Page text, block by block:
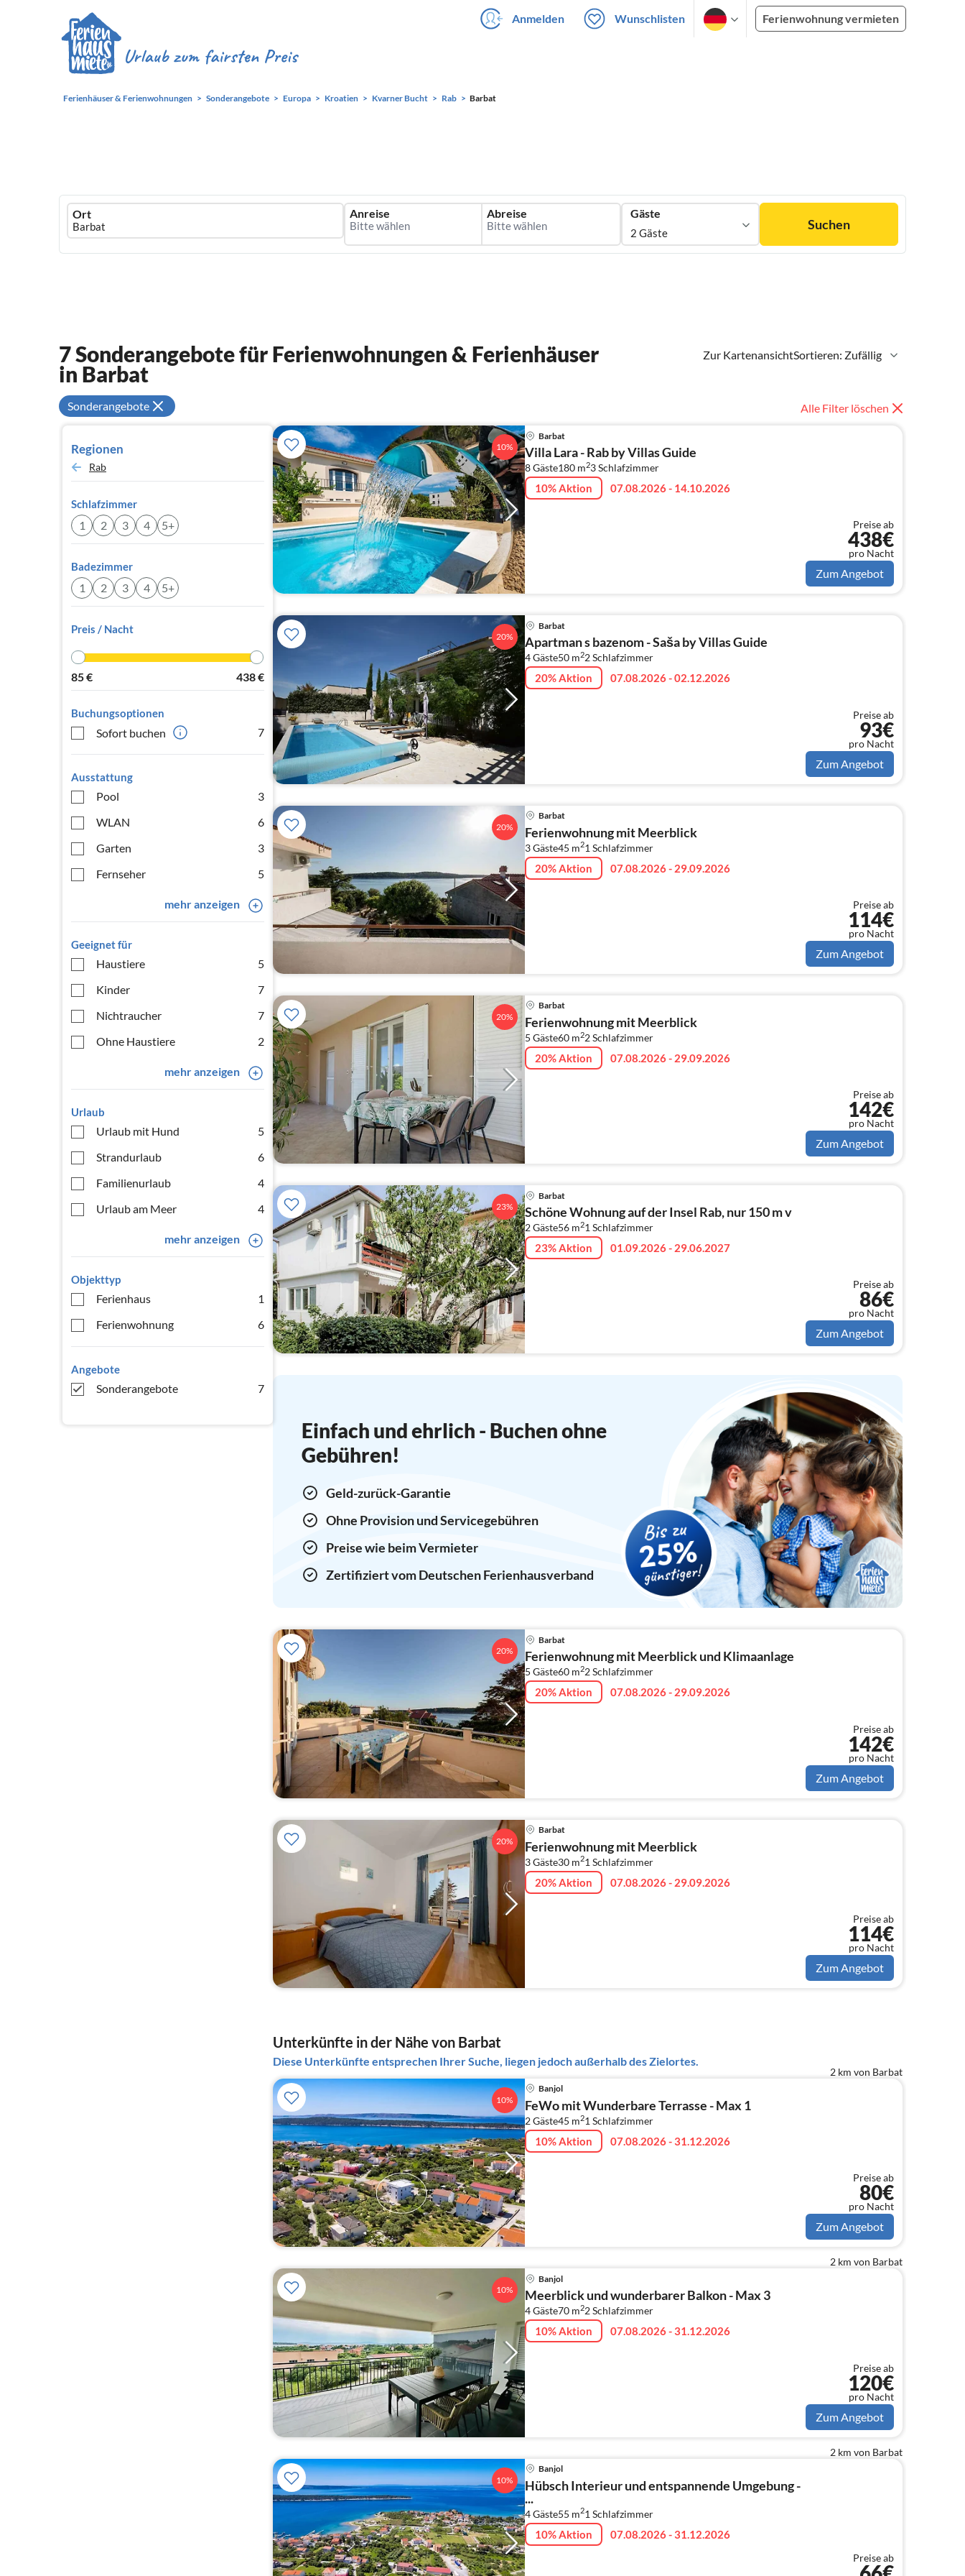
Anmelden Wunschlisten Ferienwohnung vermieten
Ferienhäuser & Ferienwohnungen Sonderangebote Europa Kroatien Kvarner Bucht Rab Barbat
Ferienhausmiete
logo
Ort Anreise Abreise Gäste
2 Gäste
Suchen
Zur KartenansichtSortieren: Zufällig
7 Sonderangebote für Ferienwohnungen & Ferienhäuser
in Barbat
Sonderangebote Alle Filter löschen
Regionen
Rab
Schlafzimmer
1 2 3 4 5+
Badezimmer
1 2 3 4 5+
Preis / Nacht
85€ 438€
Buchungsoptionen
Sofort buchen 7
Ausstattung
Pool
3
WLAN
6
Garten
3
Fernseher
5
mehr anzeigen
Geeignet für
Haustiere
5
Kinder
7
Nichtraucher
7
Ohne Haustiere
2
mehr anzeigen
Urlaub
Urlaub mit Hund
5
Strandurlaub
6
Familienurlaub
4
Urlaub am Meer
4
mehr anzeigen
Objekttyp
Ferienhaus
1
Ferienwohnung
6
Angebote
Sonderangebote 7
10%
Barbat
Villa Lara - Rab by Villas Guide
8 Gäste180 m23Schlafzimmer
10% Aktion 07.08.2026 - 14.10.2026
Preise ab
438€
pro Nacht
Zum Angebot
20%
Barbat
Apartman s bazenom - Saša by Villas Guide
4 Gäste50 m22Schlafzimmer
20% Aktion 07.08.2026 - 02.12.2026
Preise ab
93€
pro Nacht
Zum Angebot
20%
Barbat
Ferienwohnung mit Meerblick
3 Gäste45 m21 Schlafzimmer
20% Aktion 07.08.2026 - 29.09.2026
Preise ab
114€
pro Nacht
Zum Angebot
20%
Barbat
Ferienwohnung mit Meerblick
5 Gäste60 m22Schlafzimmer
20% Aktion 07.08.2026 - 29.09.2026
Preise ab
142€
pro Nacht
Zum Angebot
23%
Barbat
Schöne Wohnung auf der Insel Rab, nur 150 m v
2 Gäste56 m21 Schlafzimmer
23% Aktion 01.09.2026 - 29.06.2027
Preise ab
86€
pro Nacht
Zum Angebot
Einfach und ehrlich - Buchen ohne
Gebühren!
Geld-zurück-Garantie
Ohne Provision und Servicegebühren
Preise wie beim Vermieter
Zertifiziert vom Deutschen Ferienhausverband
20%
Barbat
Ferienwohnung mit Meerblick und Klimaanlage
5 Gäste60 m22Schlafzimmer
20% Aktion 07.08.2026 - 29.09.2026
Preise ab
142€
pro Nacht
Zum Angebot
20%
Barbat
Ferienwohnung mit Meerblick
3 Gäste30 m21 Schlafzimmer
20% Aktion 07.08.2026 - 29.09.2026
Preise ab
114€
pro Nacht
Zum Angebot
Unterkünfte in der Nähe von Barbat
Diese Unterkünfte entsprechen Ihrer Suche, liegen jedoch außerhalb des Zielortes.
10%
2 km von Barbat
Banjol
FeWo mit Wunderbare Terrasse - Max 1
2 Gäste45 m21 Schlafzimmer
10% Aktion 07.08.2026 - 31.12.2026
Preise ab
80€
pro Nacht
Zum Angebot
10%
2 km von Barbat
Banjol
Meerblick und wunderbarer Balkon - Max 3
4 Gäste70 m22Schlafzimmer
10% Aktion 07.08.2026 - 31.12.2026
Preise ab
120€
pro Nacht
Zum Angebot
10%
2 km von Barbat
Banjol
Hübsch Interieur und entspannende Umgebung -
...
4 Gäste55 m21 Schlafzimmer
10% Aktion 07.08.2026 - 31.12.2026
Preise ab